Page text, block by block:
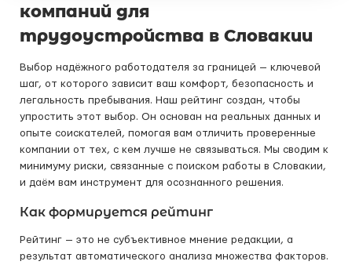
компаний для
трудоустройства в Словакии
Выбор надёжного работодателя за границей — ключевой
шаг, от которого зависит ваш комфорт, безопасность и
легальность пребывания. Наш рейтинг создан, чтобы
упростить этот выбор. Он основан на реальных данных и
опыте соискателей, помогая вам отличить проверенные
компании от тех, с кем лучше не связываться. Мы сводим к
минимуму риски, связанные с поиском работы в Словакии,
и даём вам инструмент для осознанного решения.
Как формируется рейтинг
Рейтинг — это не субъективное мнение редакции, а
результат автоматического анализа множества факторов.